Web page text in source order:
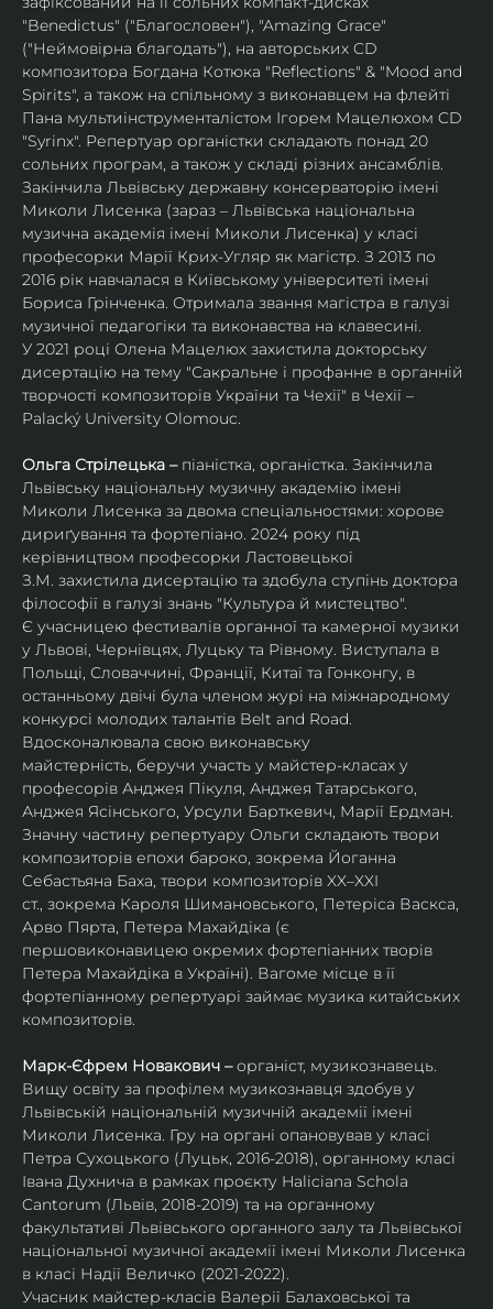
"Benedictus" ("Благословен"), "Amazing Grace"
("Неймовірна благодать"), на авторських CD
композитора Богдана Котюка "Reflections" & "Mood and
Spirits", а також на спільному з виконавцем на флейті
Пана мультиінструменталістом Ігорем Мацелюхом CD
"Syrinx". Репертуар органістки складають понад 20
сольних програм, а також у складі різних ансамблів.
Закінчила Львівську державну консерваторію імені
Миколи Лисенка (зараз – Львівська національна
музична академія імені Миколи Лисенка) у класі
професорки Марії Крих-Угляр як магістр. З 2013 по
2016 рік навчалася в Київському університеті імені
Бориса Грінченка. Отримала звання магістра в галузі
музичної педагогіки та виконавства на клавесині.
У 2021 році Олена Мацелюх захистила докторську
дисертацію на тему "Сакральне і профанне в органній
творчості композиторів України та Чехії" в Чехії –
Palacký University Olomouc.
Ольга Стрілецька – піаністка, органістка. Закінчила
Львівську національну музичну академію імені
Миколи Лисенка за двома спеціальностями: хорове
дириґування та фортепіано. 2024 року під
керівництвом професорки Ластовецької
З.М. захистила дисертацію та здобула ступінь доктора
філософії в галузі знань "Культура й мистецтво".
Є учасницею фестивалів органної та камерної музики
у Львові, Чернівцях, Луцьку та Рівному. Виступала в
Польщі, Словаччині, Франції, Китаї та Гонконгу, в
останньому двічі була членом журі на міжнародному
конкурсі молодих талантів Belt and Road.
Вдосконалювала свою виконавську
майстерність, беручи участь у майстер-класах у
професорів Анджея Пікуля, Анджея Татарського,
Анджея Ясінського, Урсули Барткевич, Марії Ердман.
Значну частину репертуару Ольги складають твори
композиторів епохи бароко, зокрема Йоганна
Себастьяна Баха, твори композиторів XX–XXI
ст., зокрема Кароля Шимановського, Петеріса Васкса,
Арво Пярта, Петера Махайдіка (є
першовиконавицею окремих фортепіанних творів
Петера Махайдіка в Україні). Вагоме місце в її
фортепіанному репертуарі займає музика китайських
композиторів.
Марк-Єфрем Новакович – органіст, музикознавець.
Вищу освіту за профілем музикознавця здобув у
Львівській національній музичній академії імені
Миколи Лисенка. Гру на органі опановував у класі
Петра Сухоцького (Луцьк, 2016-2018), органному класі
Івана Духнича в рамках проєкту Haliciana Schola
Cantorum (Львів, 2018-2019) та на органному
факультативі Львівського органного залу та Львівської
національної музичної академії імені Миколи Лисенка
в класі Надії Величко (2021-2022).
Учасник майстер-класів Валерії Балаховської та